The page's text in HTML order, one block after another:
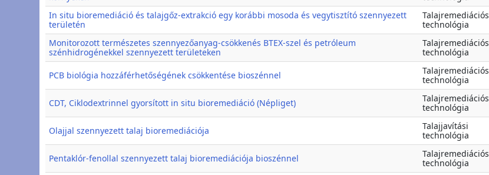
In situ bioremediáció és talajgőz-extrakció egy korábbi mosoda és vegytisztító szennyezett
területén
Talajremediációs
technológia
Monitorozott természetes szennyezőanyag-csökkenés BTEX-szel és petróleum
szénhidrogénekkel szennyezett területeken
Talajremediációs
technológia
PCB biológia hozzáférhetőségének csökkentése bioszénnel
Talajremediációs
technológia
CDT, Ciklodextrinnel gyorsított in situ bioremediáció (Népliget)
Talajremediációs
technológia
Olajjal szennyezett talaj bioremediációja
Talajjavítási
technológia
Pentaklór-fenollal szennyezett talaj bioremediációja bioszénnel
Talajremediációs
technológia